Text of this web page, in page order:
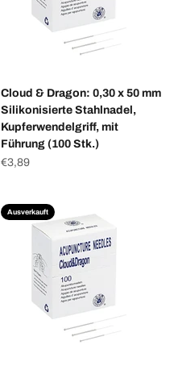
Cloud & Dragon: 0,30 x 50 mm
Silikonisierte Stahlnadel,
Kupferwendelgriff, mit
Führung (100 Stk.)
Angebot
€3,89
Ausverkauft